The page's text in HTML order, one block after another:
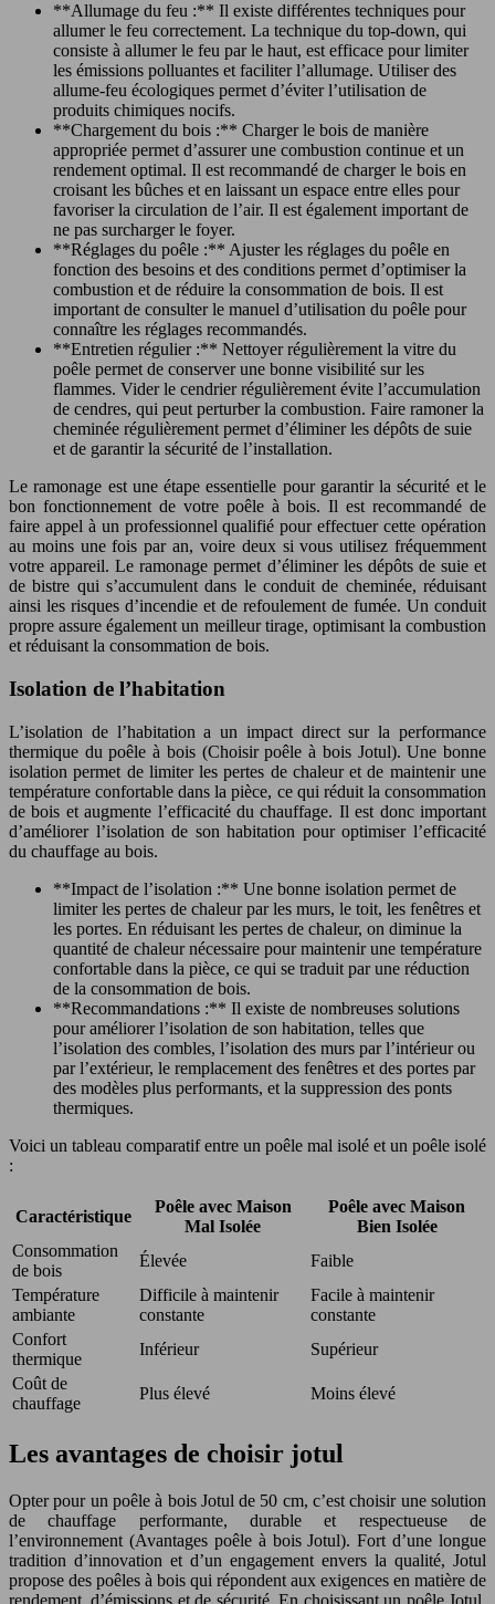
**Allumage du feu :** Il existe différentes techniques pour
allumer le feu correctement. La technique du top-down, qui
consiste à allumer le feu par le haut, est efficace pour limiter
les émissions polluantes et faciliter l’allumage. Utiliser des
allume-feu écologiques permet d’éviter l’utilisation de
produits chimiques nocifs.
**Chargement du bois :** Charger le bois de manière
appropriée permet d’assurer une combustion continue et un
rendement optimal. Il est recommandé de charger le bois en
croisant les bûches et en laissant un espace entre elles pour
favoriser la circulation de l’air. Il est également important de
ne pas surcharger le foyer.
**Réglages du poêle :** Ajuster les réglages du poêle en
fonction des besoins et des conditions permet d’optimiser la
combustion et de réduire la consommation de bois. Il est
important de consulter le manuel d’utilisation du poêle pour
connaître les réglages recommandés.
**Entretien régulier :** Nettoyer régulièrement la vitre du
poêle permet de conserver une bonne visibilité sur les
flammes. Vider le cendrier régulièrement évite l’accumulation
de cendres, qui peut perturber la combustion. Faire ramoner la
cheminée régulièrement permet d’éliminer les dépôts de suie
et de garantir la sécurité de l’installation.
Le ramonage est une étape essentielle pour garantir la sécurité et le
bon fonctionnement de votre poêle à bois. Il est recommandé de
faire appel à un professionnel qualifié pour effectuer cette opération
au moins une fois par an, voire deux si vous utilisez fréquemment
votre appareil. Le ramonage permet d’éliminer les dépôts de suie et
de bistre qui s’accumulent dans le conduit de cheminée, réduisant
ainsi les risques d’incendie et de refoulement de fumée. Un conduit
propre assure également un meilleur tirage, optimisant la combustion
et réduisant la consommation de bois.
Isolation de l’habitation
L’isolation de l’habitation a un impact direct sur la performance
thermique du poêle à bois (Choisir poêle à bois Jotul). Une bonne
isolation permet de limiter les pertes de chaleur et de maintenir une
température confortable dans la pièce, ce qui réduit la consommation
de bois et augmente l’efficacité du chauffage. Il est donc important
d’améliorer l’isolation de son habitation pour optimiser l’efficacité
du chauffage au bois.
**Impact de l’isolation :** Une bonne isolation permet de
limiter les pertes de chaleur par les murs, le toit, les fenêtres et
les portes. En réduisant les pertes de chaleur, on diminue la
quantité de chaleur nécessaire pour maintenir une température
confortable dans la pièce, ce qui se traduit par une réduction
de la consommation de bois.
**Recommandations :** Il existe de nombreuses solutions
pour améliorer l’isolation de son habitation, telles que
l’isolation des combles, l’isolation des murs par l’intérieur ou
par l’extérieur, le remplacement des fenêtres et des portes par
des modèles plus performants, et la suppression des ponts
thermiques.
Voici un tableau comparatif entre un poêle mal isolé et un poêle isolé
:
Caractéristique
Poêle avec Maison
Mal Isolée
Poêle avec Maison
Bien Isolée
Consommation
de bois
Élevée
Faible
Température
ambiante
Difficile à maintenir
constante
Facile à maintenir
constante
Confort
thermique
Inférieur
Supérieur
Coût de
chauffage
Plus élevé Moins élevé
Les avantages de choisir jotul
Opter pour un poêle à bois Jotul de 50 cm, c’est choisir une solution
de chauffage performante, durable et respectueuse de
l’environnement (Avantages poêle à bois Jotul). Fort d’une longue
tradition d’innovation et d’un engagement envers la qualité, Jotul
propose des poêles à bois qui répondent aux exigences en matière de
rendement, d’émissions et de sécurité. En choisissant un poêle Jotul,